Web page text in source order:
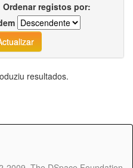
Ordenar registos por:
resultados.